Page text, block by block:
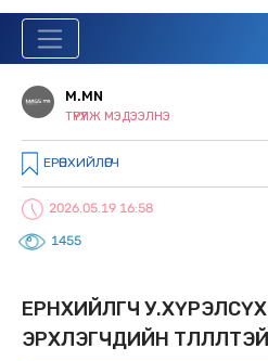
M.MN
ТҮРҮҮЛЖ МЭДЭЭЛНЭ
ЕРӨНХИЙЛӨГЧ
2026.05.19 16:58
1455
ЕРӨНХИЙЛӨГЧ
ЭРХЛЭГЧДИЙН